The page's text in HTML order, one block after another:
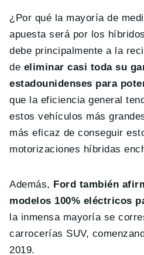
¿Por qué la mayoría de
apuesta será por los
debe principalmente a la
de eliminar casi toda su
estadounidenses para
que la eficiencia general
estos vehículos más
más eficaz de conseguir
motorizaciones híbridas
Además, Ford también
modelos 100% eléctricos
la inmensa mayoría se
carrocerías SUV,
2019.